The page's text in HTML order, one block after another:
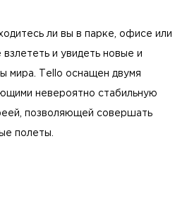
ли вы в парке, офисе или
и увидеть новые и
мира. Tello оснащен двумя
невероятно стабильную
позволяющей совершать
полеты.